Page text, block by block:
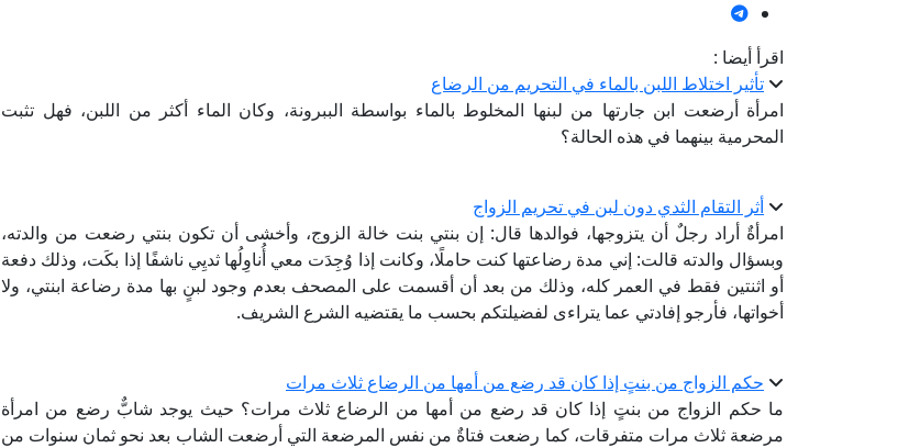
اقرأ أيضا :
تأثير اختلاط اللبن بالماء في التحريم من الرضاع
امرأة أرضعت ابن جارتها من لبنها المخلوط بالماء بواسطة الببرونة، وكان الماء أكثر من اللبن، فهل تثبت
المحرمية بينهما في هذه الحالة؟
أثر التقام الثدي دون لبن في تحريم الزواج
امرأةٌ أراد رجلٌ أن يتزوجها، فوالدها قال: إن بنتي بنت خالة الزوج، وأخشى أن تكون بنتي رضعت من والدته،
وبسؤال والدته قالت: إني مدة رضاعتها كنت حاملًا، وكانت إذا وُجِدَت معي أُناوِلُها ثديِي ناشفًا إذا بكَت، وذلك دفعة
أو اثنتين فقط في العمر كله، وذلك من بعد أن أقسمت على المصحف بعدم وجود لبنٍ بها مدة رضاعة ابنتي، ولا
أخواتها، فأرجو إفادتي عما يتراءى لفضيلتكم بحسب ما يقتضيه الشرع الشريف.
حكم الزواج من بنتٍ إذا كان قد رضع من أمها من الرضاع ثلاث مرات
ما حكم الزواج من بنتٍ إذا كان قد رضع من أمها من الرضاع ثلاث مرات؟ حيث يوجد شابٌّ رضع من امرأة
مرضعة ثلاث مرات متفرقات، كما رضعت فتاةٌ من نفس المرضعة التي أرضعت الشاب بعد نحو ثمان سنوات من